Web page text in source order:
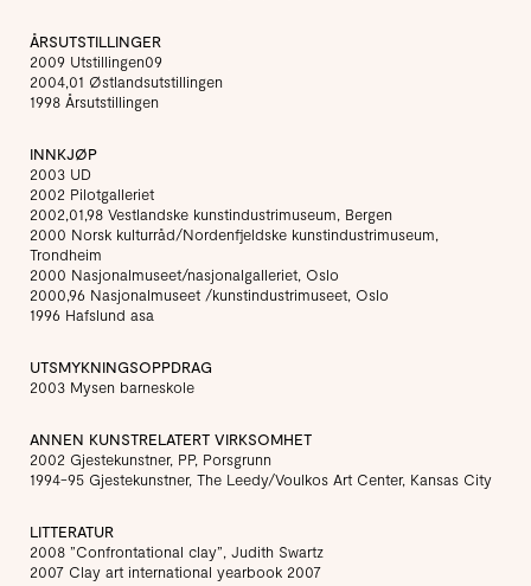
ÅRSUTSTILLINGER
2009 Utstillingen09
2004,01 Østlandsutstillingen
1998 Årsutstillingen
INNKJØP
2003 UD
2002 Pilotgalleriet
2002,01,98 Vestlandske kunstindustrimuseum, Bergen
2000 Norsk kulturråd/Nordenfjeldske kunstindustrimuseum,
Trondheim
2000 Nasjonalmuseet/nasjonalgalleriet, Oslo
2000,96 Nasjonalmuseet /kunstindustrimuseet, Oslo
1996 Hafslund asa
UTSMYKNINGSOPPDRAG
2003 Mysen barneskole
ANNEN KUNSTRELATERT VIRKSOMHET
2002 Gjestekunstner, PP, Porsgrunn
1994-95 Gjestekunstner, The Leedy/Voulkos Art Center, Kansas City
LITTERATUR
2008 ”Confrontational clay”, Judith Swartz
2007 Clay art international yearbook 2007